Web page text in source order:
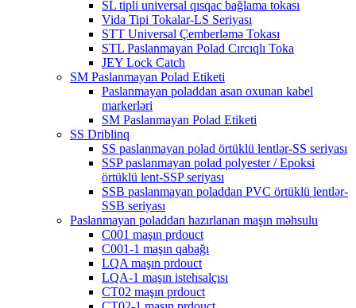
SL tipli universal qısqac bağlama tokası
Vida Tipi Tokalar-LS Seriyası
STT Universal Çemberləmə Tokası
STL Paslanmayan Polad Cırcıqlı Toka
JEY Lock Catch
SM Paslanmayan Polad Etiketi
Paslanmayan poladdan asan oxunan kabel
markerləri
SM Paslanmayan Polad Etiketi
SS Driblinq
SS paslanmayan polad örtüklü lentlər-SS seriyası
SSP paslanmayan polad polyester / Epoksi
örtüklü lent-SSP seriyası
SSB paslanmayan poladdan PVC örtüklü lentlər-
SSB seriyası
Paslanmayan poladdan hazırlanan maşın məhsulu
C001 maşın prdouct
C001-1 maşın qabağı
LQA maşın prdouct
LQA-1 maşın istehsalçısı
CT02 maşın prdouct